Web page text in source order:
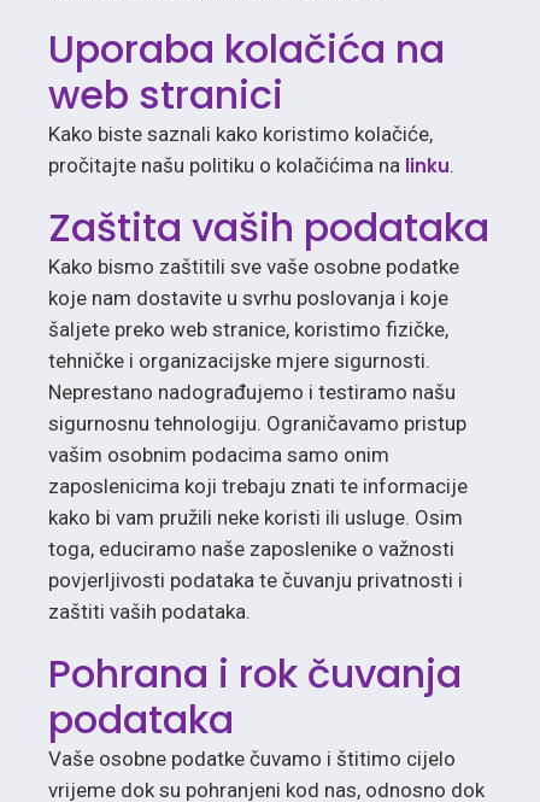
Uporaba kolačića na
web stranici
Kako biste saznali kako koristimo kolačiće,
pročitajte našu politiku o kolačićima na linku.
Zaštita vaših podataka
Kako bismo zaštitili sve vaše osobne podatke
koje nam dostavite u svrhu poslovanja i koje
šaljete preko web stranice, koristimo fizičke,
tehničke i organizacijske mjere sigurnosti.
Neprestano nadograđujemo i testiramo našu
sigurnosnu tehnologiju. Ograničavamo pristup
vašim osobnim podacima samo onim
zaposlenicima koji trebaju znati te informacije
kako bi vam pružili neke koristi ili usluge. Osim
toga, educiramo naše zaposlenike o važnosti
povjerljivosti podataka te čuvanju privatnosti i
zaštiti vaših podataka.
Pohrana i rok čuvanja
podataka
Vaše osobne podatke čuvamo i štitimo cijelo
vrijeme dok su pohranjeni kod nas, odnosno dok